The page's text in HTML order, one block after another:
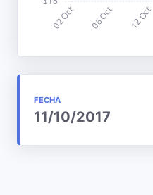
FECHA
11/10/2017